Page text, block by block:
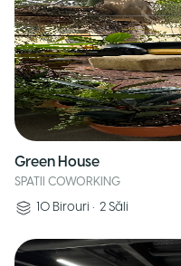
Green House
SPATII COWORKING
10 Birouri • 2 Săli